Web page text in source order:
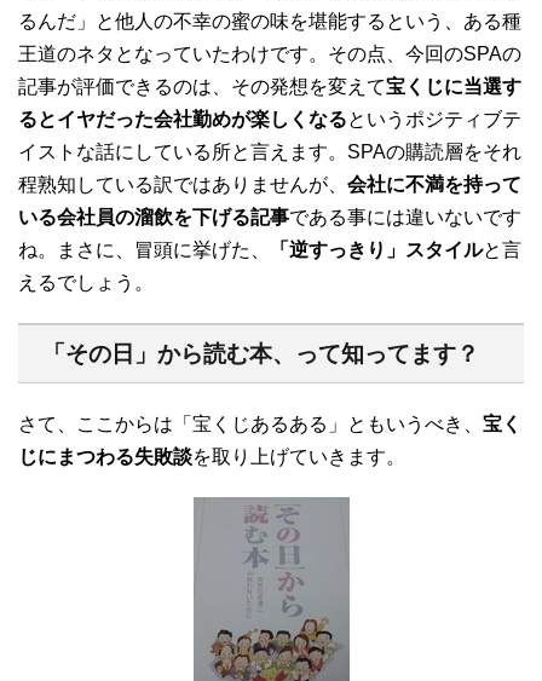
るんだ」と他人の不幸の蜜の味を堪能するという、ある種
王道のネタとなっていたわけです。その点、今回のSPAの
記事が評価できるのは、その発想を変えて宝くじに当選す
るとイヤだった会社勤めが楽しくなるというポジティブテ
イストな話にしている所と言えます。SPAの購読層をそれ
程熟知している訳ではありませんが、 会社に不満を持って
いる会社員の溜飲を下げる記事である事には違いないです
ね。まさに、冒頭に挙げた、
「逆すっきり」スタイルと言
えるでしょう。
「その日」から読む本、って知ってます？
さて、ここからは「宝くじあるある」ともいうべき、 宝く
じにまつわる失敗談を取り上げていきます。